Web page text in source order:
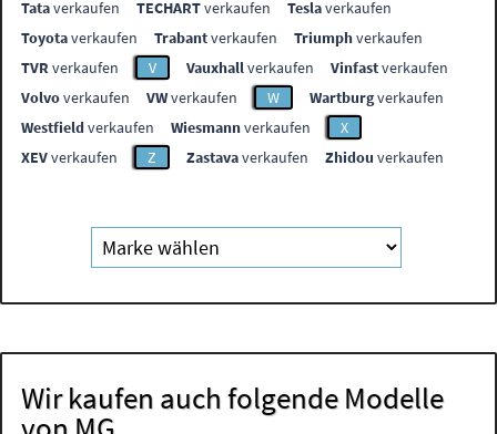
Tataverkaufen TECHARTverkaufen Teslaverkaufen
Toyotaverkaufen Trabantverkaufen Triumphverkaufen
TVR verkaufen V Vauxhallverkaufen Vinfastverkaufen
Volvoverkaufen VWverkaufen W Wartburgverkaufen
Westfieldverkaufen Wiesmannverkaufen
X
XEVverkaufen Z Zastavaverkaufen Zhidou verkaufen
Wir kaufen auch folgende Modelle